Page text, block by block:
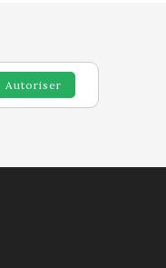
Autoriser